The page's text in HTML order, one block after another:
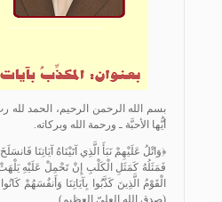
بسم الله الرحمن الرحيم، الحمد لله
أيُّها الأحبَّة ـ ورحمة الله وبركاته.
﴿وَاتْلُ عَلَيْهِمْ نَبَأَ الَّذِي آتَيْنَاهُ آيَاتِنَا
فَمَثَلُهُ كَمَثَلِ الْكَلْبِ إِنْ تَحْمِلْ عَلَيْهِ
(صدق الله العليّ العظيم).